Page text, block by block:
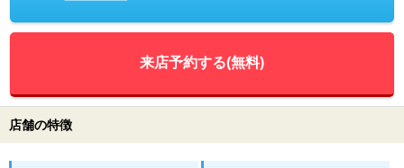
来店予約する(無料)
店舗の特徴